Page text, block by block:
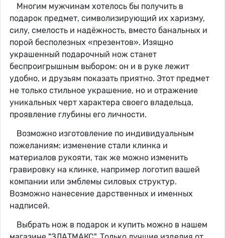
Многим мужчинам хотелось бы получить в
подарок предмет, символизирующий их харизму,
силу, смелость и надёжность, вместо банальных и
порой бесполезных «презентов». Изящно
украшенный подарочный нож станет
беспроигрышным выбором: он и в руке лежит
удобно, и друзьям показать приятно. Этот предмет
не только стильное украшение, но и отражение
уникальных черт характера своего владельца,
проявление глубины его личности.
Возможно изготовление по индивидуальным
пожеланиям: изменение стали клинка и
материалов рукояти, так же можно изменить
гравировку на клинке, например логотип вашей
компании или эмблемы силовых структур.
Возможно нанесение дарственных и именных
надписей.
Выбрать нож в подарок и купить можно в нашем